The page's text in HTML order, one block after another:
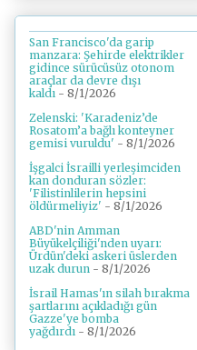
San Francisco'da garip
manzara: Şehirde elektrikler
gidince sürücüsüz otonom
araçlar da devre dışı
kaldı - 8/1/2026
Zelenski: 'Karadeniz’de
Rosatom’a bağlı konteyner
gemisi vuruldu' - 8/1/2026
İşgalci İsrailli yerleşimciden
kan donduran sözler:
'Filistinlilerin hepsini
öldürmeliyiz' - 8/1/2026
ABD'nin Amman
Büyükelçiliği'nden uyarı:
Ürdün'deki askeri üslerden
uzak durun - 8/1/2026
İsrail Hamas'ın silah bırakma
şartlarını açıkladığı gün
Gazze'ye bomba
yağdırdı - 8/1/2026